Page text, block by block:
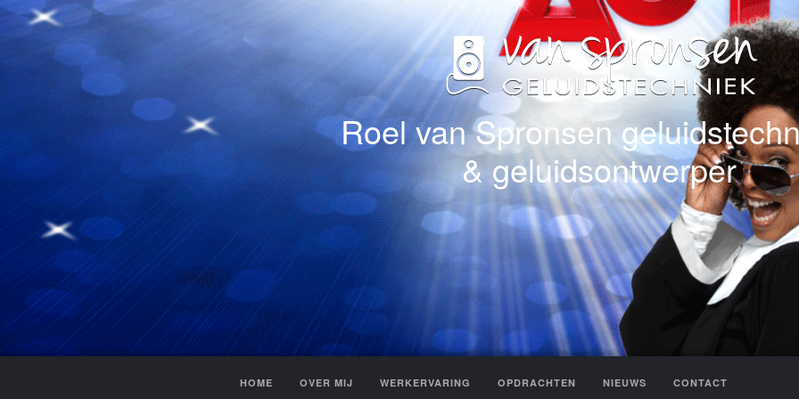
Roel van Spronsen
& geluidsontwerper
HOME OVER MIJ WERKERVARING OPDRACHTEN NIEUWS CONTACT